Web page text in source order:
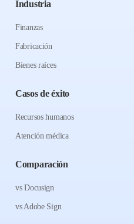
Industria
Finanzas
Fabricación
Bienes raíces
Casos de éxito
Recursos humanos
Atención médica
Comparación
vs Docusign
vs Adobe Sign